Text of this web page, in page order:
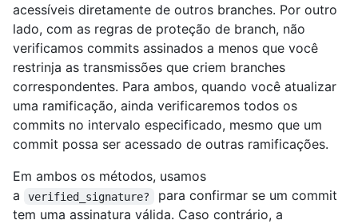
acessíveis diretamente de outros branches. Por outro
lado, com as regras de proteção de branch, não
verificamos commits assinados a menos que você
restrinja as transmissões que criem branches
correspondentes. Para ambos, quando você atualizar
uma ramificação, ainda verificaremos todos os
commits no intervalo especificado, mesmo que um
commit possa ser acessado de outras ramificações.
Em ambos os métodos, usamos
a
verified_signature?
para confirmar se um commit
tem uma assinatura válida. Caso contrário, a